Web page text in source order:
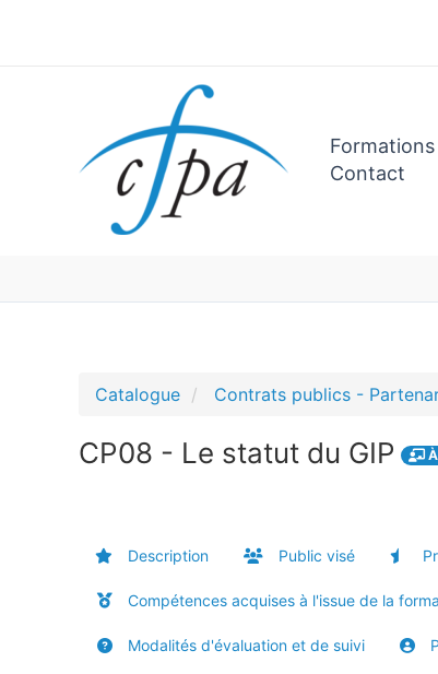
Formations
Contact
Catalogue Contrats publics -
CP08 - Le statut du GIP
Description Public visé
Compétences acquises à l'issue de la
Modalités d'évaluation et de suivi